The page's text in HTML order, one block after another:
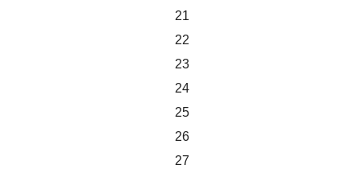
21
22
23
24
25
26
27